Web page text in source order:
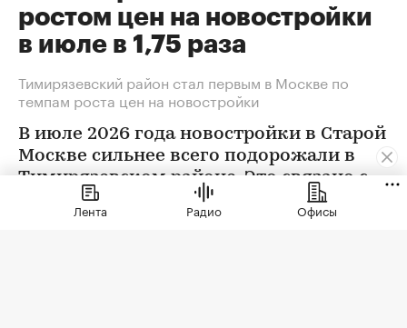
ростом цен на новостройки
в июле в 1,75 раза
Тимирязевский район стал первым в Москве по
темпам роста цен на новостройки
В июле 2026 года новостройки в Старой
Москве сильнее всего подорожали в
Тимирязевском районе. Это связано с
появлением в экспозиции нового
проекта бизнес-класса
Лента Радио Офисы